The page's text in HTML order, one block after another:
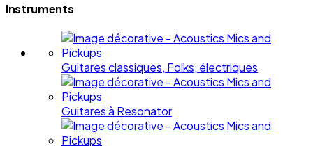
Instruments
Guitares classiques, Folks, électriques
Guitares à Resonator